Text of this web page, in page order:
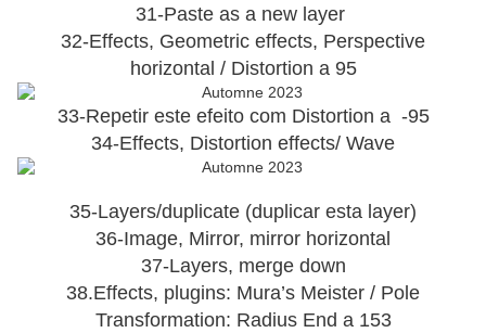
31-Paste as a new layer
32-Effects, Geometric effects, Perspective
horizontal / Distortion a 95
33-Repetir este efeito com Distortion a -95
34-Effects, Distortion effects/ Wave
35-Layers/duplicate (duplicar esta layer)
36-Image, Mirror, mirror horizontal
37-Layers, merge down
38.Effects, plugins: Mura’s Meister / Pole
Transformation: Radius End a 153